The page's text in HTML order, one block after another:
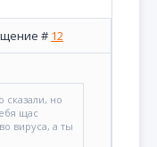
# 12
но
щас
вируса, а ты